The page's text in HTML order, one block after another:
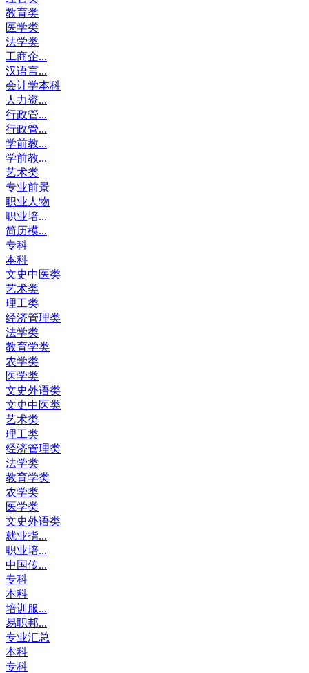
教育类
医学类
法学类
工商企...
汉语言...
会计学本科
人力资...
行政管...
行政管...
学前教...
学前教...
艺术类
专业前景
职业人物
职业培...
简历模...
专科
本科
文史中医类
艺术类
理工类
经济管理类
法学类
教育学类
农学类
医学类
文史外语类
文史中医类
艺术类
理工类
经济管理类
法学类
教育学类
农学类
医学类
文史外语类
就业指...
职业培...
中国传...
专科
本科
培训服...
易职邦...
专业汇总
本科
专科